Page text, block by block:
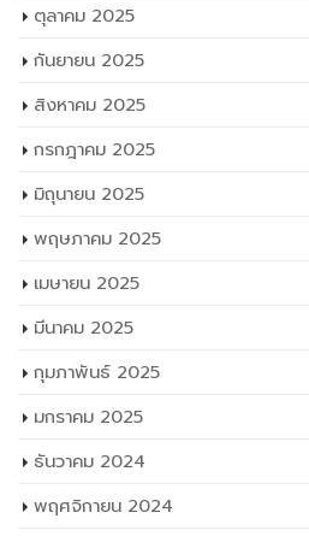
ตุลาคม 2025
กันยายน 2025
สิงหาคม 2025
กรกฎาคม 2025
มิถุนายน 2025
พฤษภาคม 2025
เมษายน 2025
มีนาคม 2025
กุมภาพันธ์ 2025
มกราคม 2025
ธันวาคม 2024
พฤศจิกายน 2024